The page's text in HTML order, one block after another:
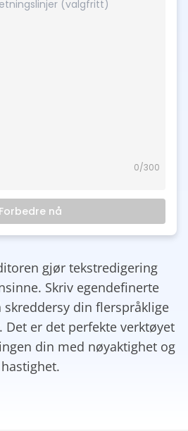
0/300
Forbedre nå
gjør tekstredigering
Skriv egendefinerte
din flerspråklige
er det perfekte verktøyet
din med nøyaktighet og
hastighet.